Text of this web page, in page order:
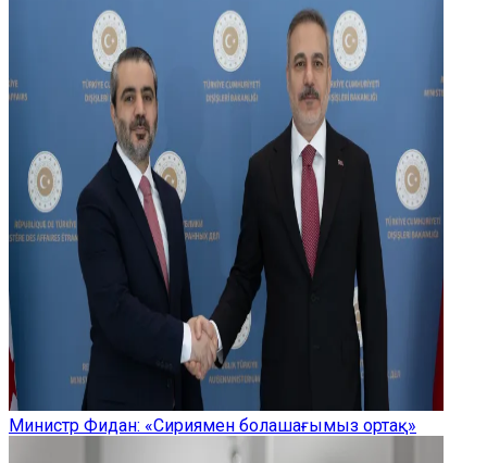
Министр Фидан: «Сириямен болашағымыз ортақ»